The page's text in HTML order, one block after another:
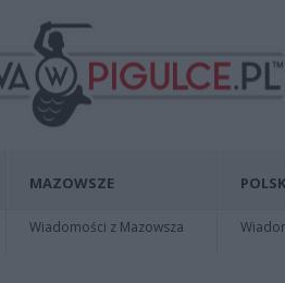
MAZOWSZE
Wiadomości z Mazowsza